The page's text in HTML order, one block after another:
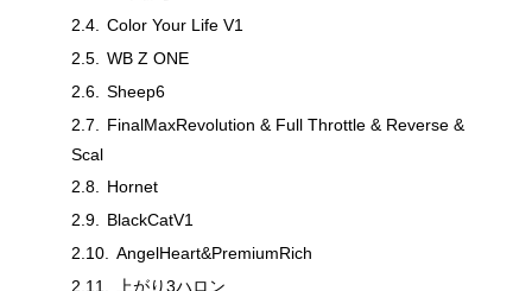
Color Your Life V1
WB Z ONE
Sheep6
FinalMaxRevolution & Full Throttle & Reverse &
Scal
Hornet
BlackCatV1
AngelHeart&PremiumRich
上がり3ハロン